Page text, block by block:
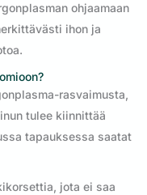
ohjaamaan
ihon ja
rasvaimusta,
tulee kiinnittää
tapauksessa saatat
jota ei saa